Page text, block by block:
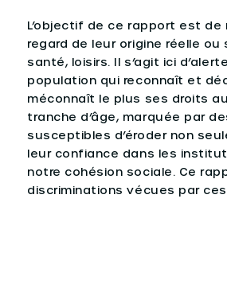
L’objectif de ce rapport est
regard de leur origine réelle
santé, loisirs. Il s’agit ici
population qui reconnaît et
méconnaît le plus ses droits
tranche d’âge, marquée par
susceptibles d’éroder non
leur confiance dans les
notre cohésion sociale. Ce
discriminations vécues par